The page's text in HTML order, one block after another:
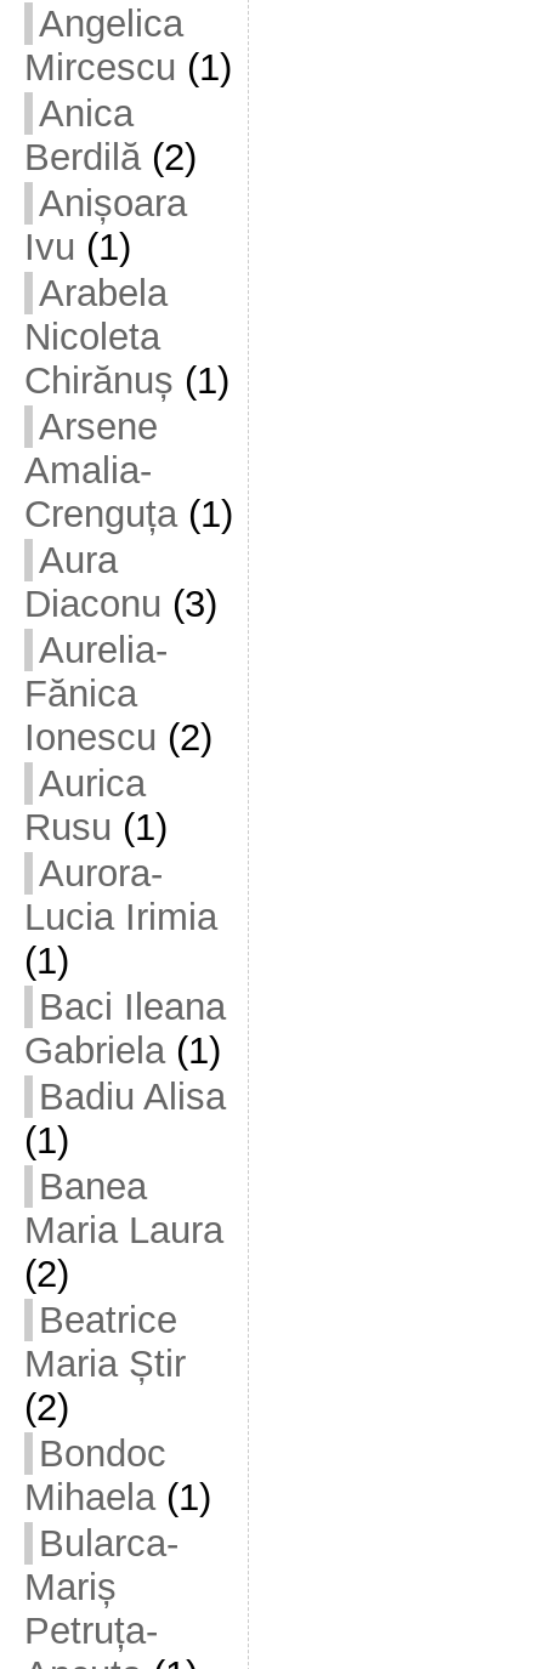
Angelica
Mircescu (1)
Anica
Berdilă(2)
Anișoara
Ivu (1)
Arabela
Nicoleta
Chirănuș (1)
Arsene
Amalia-
Crenguța(1)
Aura
Diaconu (3)
Aurelia-
Fănica
Ionescu (2)
Aurica
Rusu (1)
Aurora-
Lucia Irimia
(1)
Baci Ileana
Gabriela(1)
Badiu Alisa
(1)
Banea
Maria Laura
(2)
Beatrice
Maria Știr
(2)
Bondoc
Mihaela(1)
Bularca-
Mariș
Petruța-